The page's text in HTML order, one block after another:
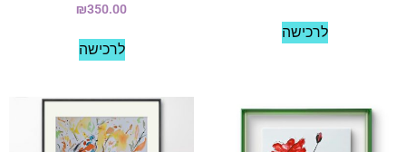
לרכישה
₪350.00
לרכישה